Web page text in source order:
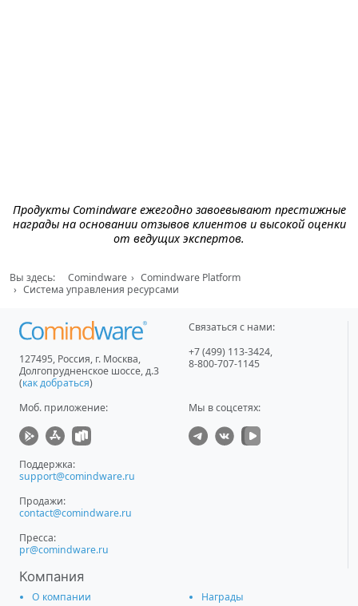
Продукты Comindware ежегодно завоевывают престижные
награды на основании отзывов клиентов и высокой оценки
от ведущих экспертов.
Вы здесь: Comindware
Comindware Platform
Система управления ресурсами
127495, Россия, г. Москва,
Долгопрудненское шоссе, д.3
(как добраться)
Связаться с нами:
+7 (499) 113-3424,
8-800-707-1145
Моб. приложение: Мы в соцсетях:
Поддержка:
support@comindware.ru
Продажи:
contact@comindware.ru
Пресса:
pr@comindware.ru
Компания
О компании
Награды